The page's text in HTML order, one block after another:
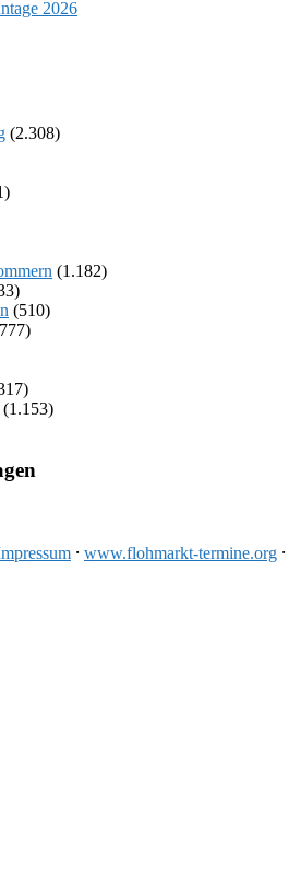
2026
(2.308)
(1.182)
(510)
(1.153)
⸱ www.flohmarkt-termine.org ⸱